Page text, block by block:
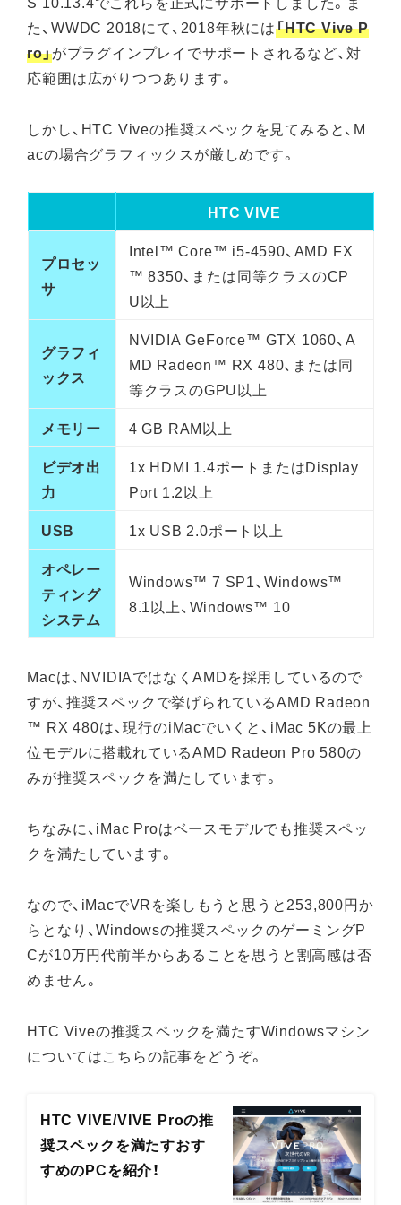
た、WWDC 2018にて、2018年秋には「HTC Vive P
ro」がプラグインプレイでサポートされるなど、対
応範囲は広がりつつあります。
しかし、HTC Viveの推奨スペックを見てみると、M
acの場合グラフィックスが厳しめです。
HTC VIVE
プロセッ
サ
Intel™ Core™ i5-4590、AMD FX
™ 8350、または同等クラスのCP
U以上
グラフィ
ックス
NVIDIA GeForce™ GTX 1060、A
MD Radeon™ RX 480、または同
等クラスのGPU以上
メモリー
4 GB RAM以上
ビデオ出
力
1x HDMI 1.4ポートまたはDisplay
Port 1.2以上
USB
1x USB 2.0ポート以上
オペレー
ティング
システム
Windows™ 7 SP1、Windows™
8.1以上、Windows™ 10
Macは、NVIDIAではなくAMDを採用しているので
すが、推奨スペックで挙げられているAMD Radeon
™ RX 480は、現行のiMacでいくと、iMac 5Kの最上
位モデルに搭載れているAMD Radeon Pro 580の
みが推奨スペックを満たしています。
ちなみに、iMac Proはベースモデルでも推奨スペッ
クを満たしています。
なので、iMacでVRを楽しもうと思うと253,800円か
らとなり、Windowsの推奨スペックのゲーミングP
Cが10万円代前半からあることを思うと割高感は否
めません。
HTC Viveの推奨スペックを満たすWindowsマシン
についてはこちらの記事をどうぞ。
HTC VIVE/VIVE Proの推
奨スペックを満たすおす
すめのPCを紹介！